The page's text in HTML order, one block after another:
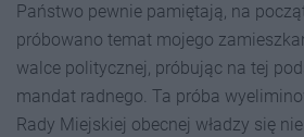
Państwo pewnie pamiętają, na
próbowano temat mojego
walce politycznej, próbując na tej
mandat radnego. Ta próba
Rady Miejskiej obecnej władzy się nie